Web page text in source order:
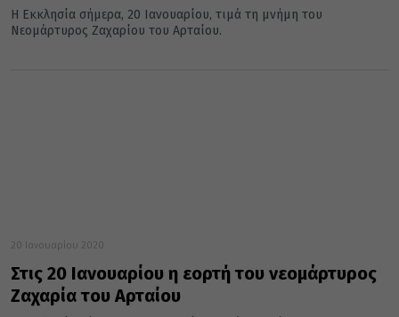
Η Εκκλησία σήμερα, 20 Ιανουαρίου, τιμά τη μνήμη του
Νεομάρτυρος Ζαχαρίου του Αρταίου.
20 Ιανουαρίου 2020
Στις 20 Ιανουαρίου η εορτή του νεομάρτυρος
Ζαχαρία του Αρταίου